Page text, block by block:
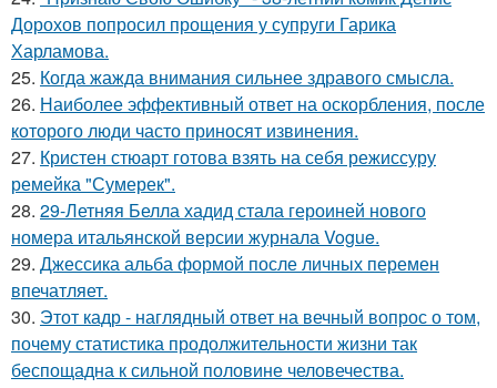
Дорохов попросил прощения у супруги Гарика
Харламова.
25. Когда жажда внимания сильнее здравого смысла.
26. Наиболее эффективный ответ на оскорбления, после
которого люди часто приносят извинения.
27. Кристен стюарт готова взять на себя режиссуру
ремейка "Сумерек".
28. 29-Летняя Белла хадид стала героиней нового
номера итальянской версии журнала Vogue.
29. Джессика альба формой после личных перемен
впечатляет.
30. Этот кадр - наглядный ответ на вечный вопрос о том,
почему статистика продолжительности жизни так
беспощадна к сильной половине человечества.